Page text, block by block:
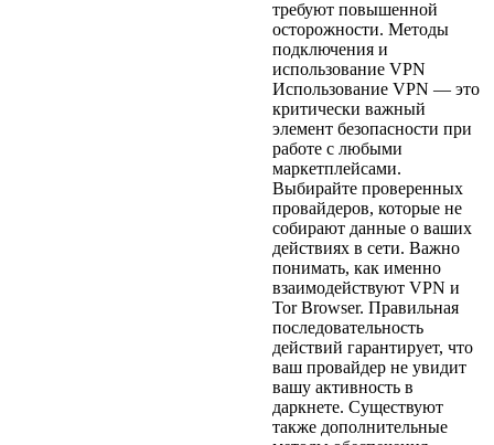
требуют повышенной
осторожности. Методы
подключения и
использование VPN
Использование VPN — это
критически важный
элемент безопасности при
работе с любыми
маркетплейсами.
Выбирайте проверенных
провайдеров, которые не
собирают данные о ваших
действиях в сети. Важно
понимать, как именно
взаимодействуют VPN и
Tor Browser. Правильная
последовательность
действий гарантирует, что
ваш провайдер не увидит
вашу активность в
даркнете. Существуют
также дополнительные